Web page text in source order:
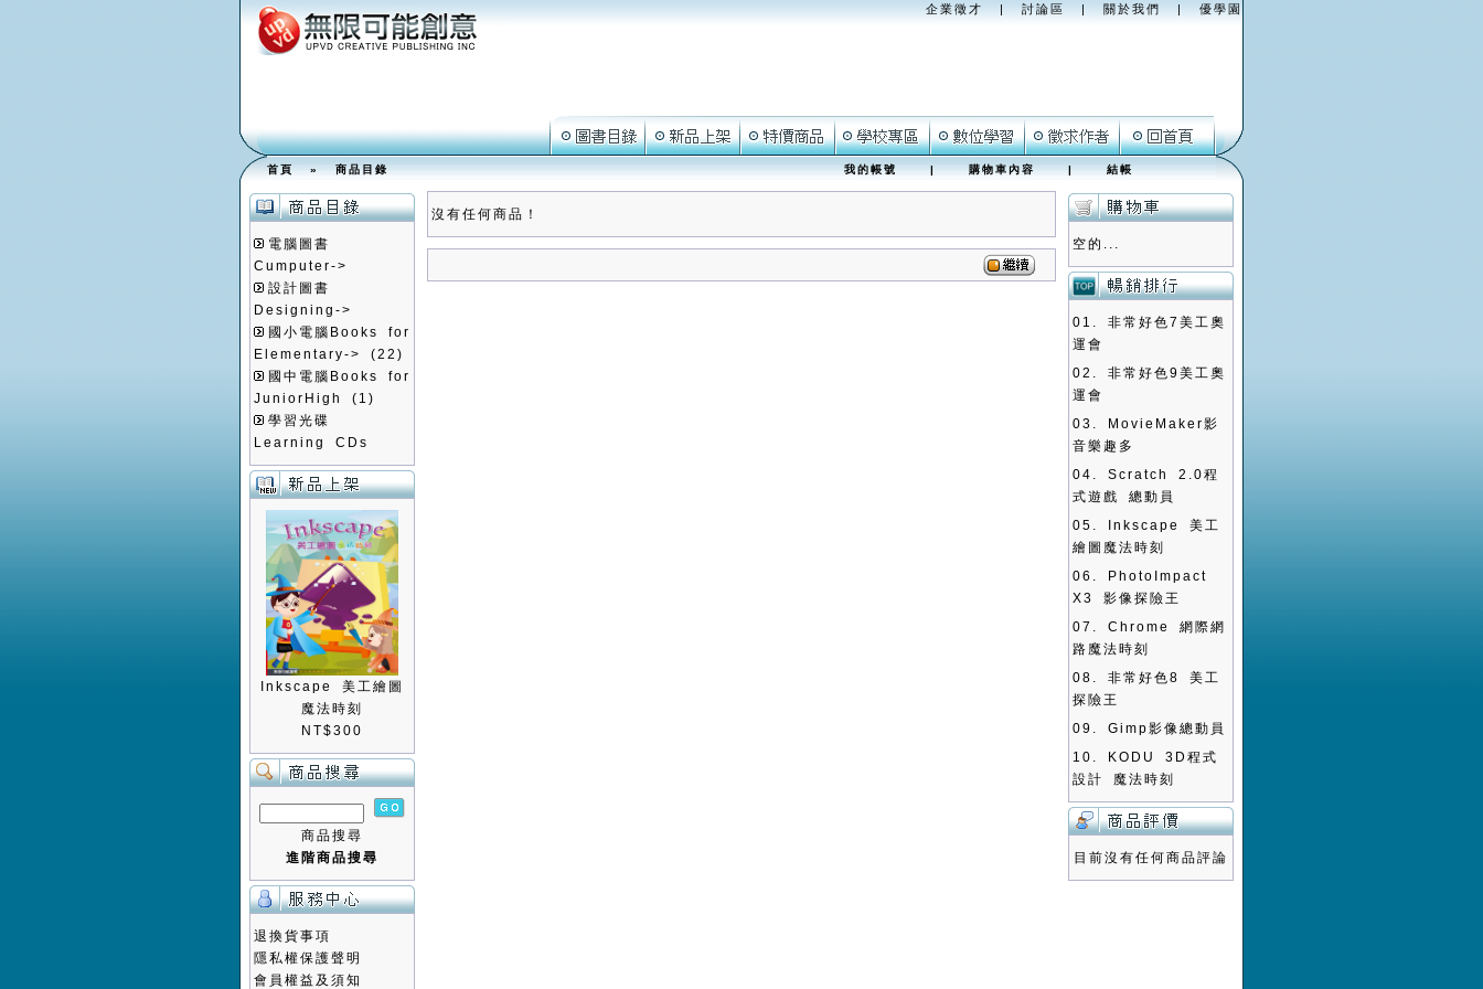
企業徵才 | 討論區 | 關於我們 | 優學園
首頁»商品目錄 我的帳號|購物車內容|結帳
電腦圖書
Cumputer->
設計圖書
Designing->
國小電腦Books for
Elementary->
(22)
國中電腦Books for
JuniorHigh
(1)
學習光碟
Learning CDs
Inkscape 美工繪圖
魔法時刻
NT$300
商品搜尋
進階商品搜尋
退換貨事項
隱私權保護聲明
會員權益及須知
沒有任何商品！
空的...
01. 非常好色7美工奧
運會
02. 非常好色9美工奧
運會
03.
MovieMaker影
音樂趣多
04. Scratch 2.0程
式遊戲 總動員
05.
Inkscape 美工
繪圖魔法時刻
06.
PhotoImpact
X3 影像探險王
07. Chrome 網際網
路魔法時刻
08. 非常好色8 美工
探險王
09. Gimp影像總動員
10.
KODU 3D程式
設計 魔法時刻
目前沒有任何商品評論